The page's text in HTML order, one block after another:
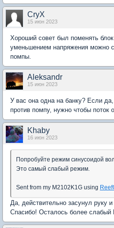
CryX
15 июн 2023
Хороший совет был поменять
уменьшением напряжения можно
помпы.
Aleksandr
15 июн 2023
У вас она одна на банку? Если
против помпу, нужно чтобы поток
Khaby
16 июн 2023
Попробуйте режим синусоидой
Это самый слабый режим.
Sent from my M2102K1G using
Да, действительно засунул руку
Спасибо! Осталось более